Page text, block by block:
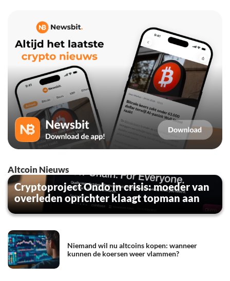
Altcoin Nieuws
Cryptoproject Ondo in crisis: moeder van
overleden oprichter klaagt topman aan
Niemand wil nu altcoins kopen: wanneer
kunnen de koersen weer vlammen?